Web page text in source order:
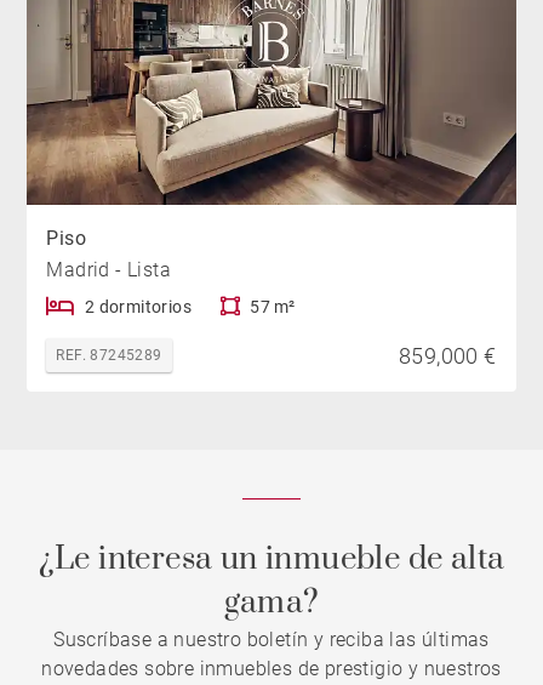
Piso
Madrid - Lista
2 dormitorios 57 m²
REF. 87245289 859,000 €
¿Le interesa un inmueble de alta
gama?
Suscríbase a nuestro boletín y reciba las últimas
novedades sobre inmuebles de prestigio y nuestros